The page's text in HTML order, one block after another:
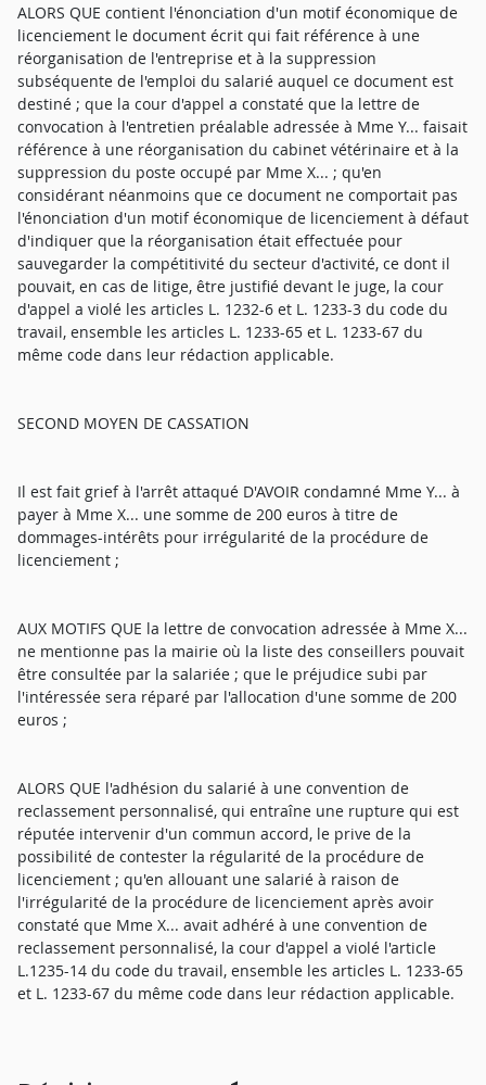
ALORS QUE contient l'énonciation d'un motif économique de
licenciement le document écrit qui fait référence à une
réorganisation de l'entreprise et à la suppression
subséquente de l'emploi du salarié auquel ce document est
destiné ; que la cour d'appel a constaté que la lettre de
convocation à l'entretien préalable adressée à Mme Y... faisait
référence à une réorganisation du cabinet vétérinaire et à la
suppression du poste occupé par Mme X... ; qu'en
considérant néanmoins que ce document ne comportait pas
l'énonciation d'un motif économique de licenciement à défaut
d'indiquer que la réorganisation était effectuée pour
sauvegarder la compétitivité du secteur d'activité, ce dont il
pouvait, en cas de litige, être justifié devant le juge, la cour
d'appel a violé les articles L. 1232-6 et L. 1233-3 du code du
travail, ensemble les articles L. 1233-65 et L. 1233-67 du
même code dans leur rédaction applicable.
SECOND MOYEN DE CASSATION
Il est fait grief à l'arrêt attaqué D'AVOIR condamné Mme Y... à
payer à Mme X... une somme de 200 euros à titre de
dommages-intérêts pour irrégularité de la procédure de
licenciement ;
AUX MOTIFS QUE la lettre de convocation adressée à Mme X...
ne mentionne pas la mairie où la liste des conseillers pouvait
être consultée par la salariée ; que le préjudice subi par
l'intéressée sera réparé par l'allocation d'une somme de 200
euros ;
ALORS QUE l'adhésion du salarié à une convention de
reclassement personnalisé, qui entraîne une rupture qui est
réputée intervenir d'un commun accord, le prive de la
possibilité de contester la régularité de la procédure de
licenciement ; qu'en allouant une salarié à raison de
l'irrégularité de la procédure de licenciement après avoir
constaté que Mme X... avait adhéré à une convention de
reclassement personnalisé, la cour d'appel a violé l'article
L.1235-14 du code du travail, ensemble les articles L. 1233-65
et L. 1233-67 du même code dans leur rédaction applicable.